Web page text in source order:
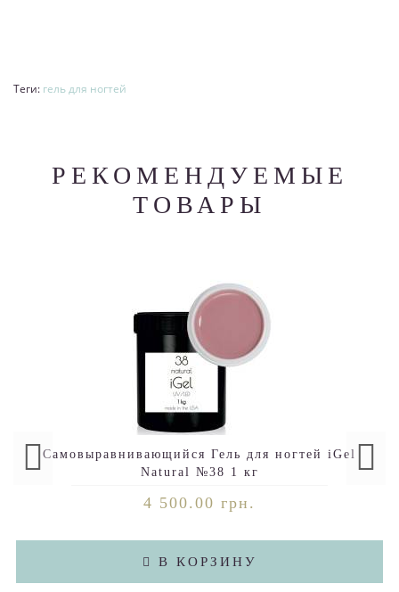
Теги: гель для ногтей
РЕКОМЕНДУЕМЫЕ
ТОВАРЫ
Самовыравнивающийся Гель для ногтей iGel
Natural №38 1 кг
4 500.00 грн.
В КОРЗИНУ